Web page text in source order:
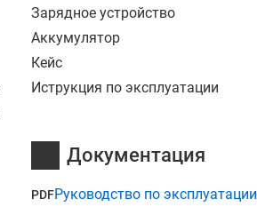
Зарядное устройство
Аккумулятор
Кейс
Иструкция по эксплуатации
Документация
PDFРуководство по эксплуатации